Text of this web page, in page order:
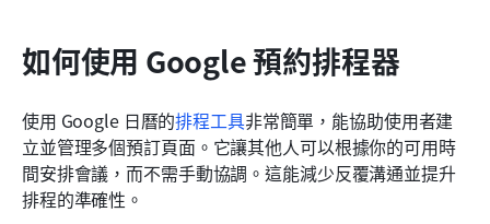
如何使用 Google 預約排程器
使用 Google 日曆的排程工具非常簡單，能協助使用者建
立並管理多個預訂頁面。它讓其他人可以根據你的可用時
間安排會議，而不需手動協調。這能減少反覆溝通並提升
排程的準確性。